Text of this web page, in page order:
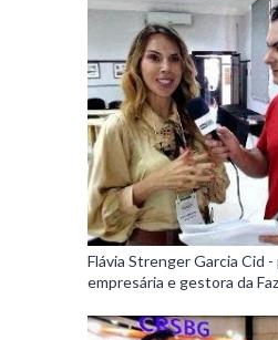
Flávia Strenger Garcia Cid
empresária e gestora da